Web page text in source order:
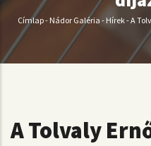
Morzsa
Címlap- Nádor Galéria - Hírek-A
A Tolvaly